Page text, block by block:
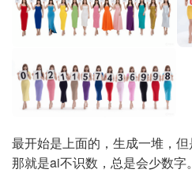
最开始是上面的，生成一堆，
那就是ai不识数，总是会少数字。